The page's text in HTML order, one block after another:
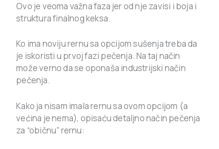
Ovo je veoma važna faza jer od nje zavisi i boja i
struktura finalnog keksa.
Ko ima noviju rernu sa opcijom sušenja treba da
je iskoristi u prvoj fazi pečenja. Na taj način
može verno da se oponaša industrijski način
pečenja.
Kako ja nisam imala rernu sa ovom opcijom (a
većina je nema), opisaću detaljno način pečenja
za “običnu” rernu: